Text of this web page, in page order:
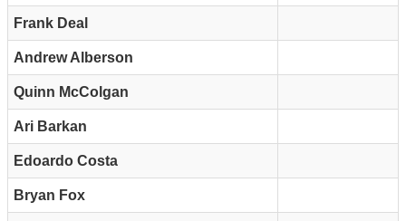
Frank Deal
Andrew Alberson
Quinn McColgan
Ari Barkan
Edoardo Costa
Bryan Fox